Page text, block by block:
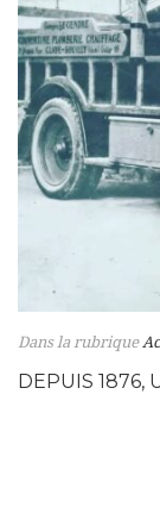
Dans la rubrique
DEPUIS 1876,